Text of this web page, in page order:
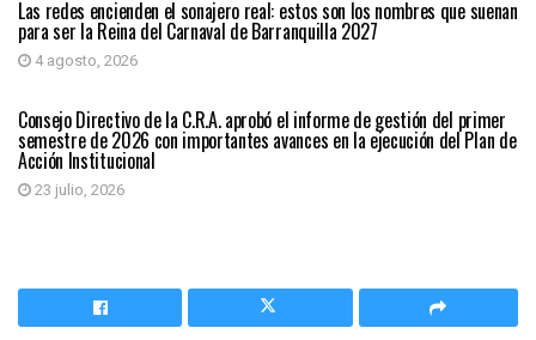
Las redes encienden el sonajero real: estos son los nombres que suenan
para ser la Reina del Carnaval de Barranquilla 2027
4 agosto, 2026
BARRANQUILLA
Consejo Directivo de la C.R.A. aprobó el informe de gestión del primer
semestre de 2026 con importantes avances en la ejecución del Plan de
Acción Institucional
23 julio, 2026